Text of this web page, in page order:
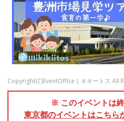
Copyright(C)EventOfficeミキキートス All
※ このイベントは終
東京都のイベントはこちら